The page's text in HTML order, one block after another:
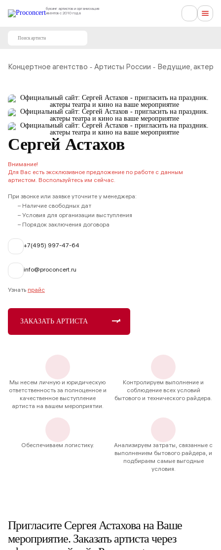
букинг артистов и организация
ивентов с 2010 года
Концертное агентство - Артисты России - Ведущие,
Сергей Астахов
Внимание!
Для Вас есть эксклюзивное предложение по работе с данным
артистом. Воспользуйтесь им сейчас.
При звонке или заявке уточните у менеджера:
– Наличие свободных дат
– Условия для организации выступления
– Порядок заключения договора
+7(495) 997-47-64
info@proconcert.ru
Узнать прайс
ЗАКАЗАТЬ АРТИСТА
Мы несем личную и юридическую
ответственность за полноценное и
качественное выступление
артиста на вашем мероприятии.
Контролируем выполнение и
соблюдение всех условий
бытового и технического райдера.
Обеспечиваем логистику.
Анализируем затраты, связанные с
выполнением бытового райдера, и
подбираем самые выгодные
условия.
Пригласите Сергея Астахова на Ваше
мероприятие. Заказать артиста через